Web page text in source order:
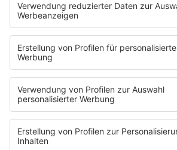
FUN
PODCAST
App
Alexa (externer Link zu Amazon)
CRR YouTube